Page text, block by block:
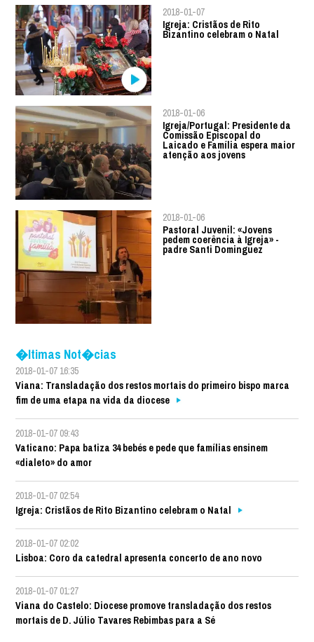
2018-01-07
Igreja: Cristãos de Rito
Bizantino celebram o Natal
2018-01-06
Igreja/Portugal: Presidente da
Comissão Episcopal do
Laicado e Família espera maior
atenção aos jovens
2018-01-06
Pastoral Juvenil: «Jovens
pedem coerência à Igreja» -
padre Santi Dominguez
�ltimas Not�cias
2018-01-07 16:35
Viana: Transladação dos restos mortais do primeiro bispo marca
fim de uma etapa na vida da diocese
2018-01-07 09:43
Vaticano: Papa batiza 34 bebés e pede que famílias ensinem
«dialeto» do amor
2018-01-07 02:54
Igreja: Cristãos de Rito Bizantino celebram o Natal
2018-01-07 02:02
Lisboa: Coro da catedral apresenta concerto de ano novo
2018-01-07 01:27
Viana do Castelo: Diocese promove transladação dos restos
mortais de D. Júlio Tavares Rebimbas para a Sé